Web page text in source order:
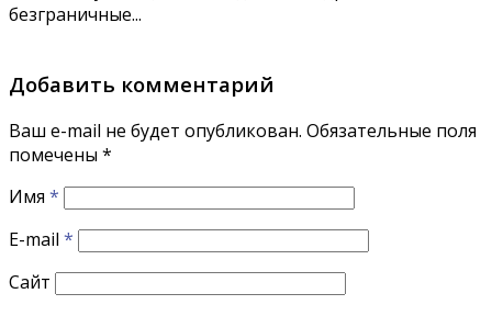
безграничные...
Добавить комментарий
Ваш e-mail не будет опубликован. Обязательные поля
помечены *
Имя *
E-mail *
Сайт